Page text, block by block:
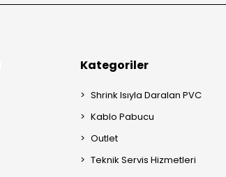
Kategoriler
Shrink Isıyla Daralan PVC
Kablo Pabucu
Outlet
Teknik Servis Hizmetleri